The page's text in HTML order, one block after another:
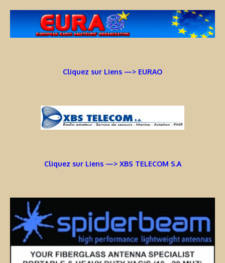
Cliquez sur Liens —> EURAO
Cliquez sur Liens —> XBS TELECOM S.A